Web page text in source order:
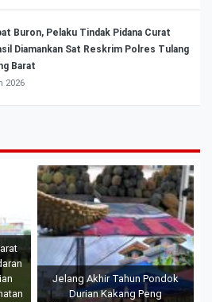
Buron, Pelaku Tindak Pidana Curat
Diamankan Sat Reskrim Polres Tulang
Barat
2026
Jelang Akhir Tahun Pondok
Durian Kakang Peng